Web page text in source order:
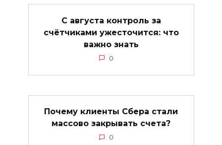
С августа контроль за
счётчиками ужесточится: что
важно знать
0
Почему клиенты Сбера стали
массово закрывать счета?
0